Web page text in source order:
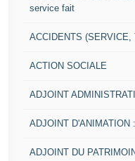
service fait
ACCIDENTS (SERVICE,
ACTION SOCIALE
ADJOINT
ADJOINT D'ANIMATION
ADJOINT DU